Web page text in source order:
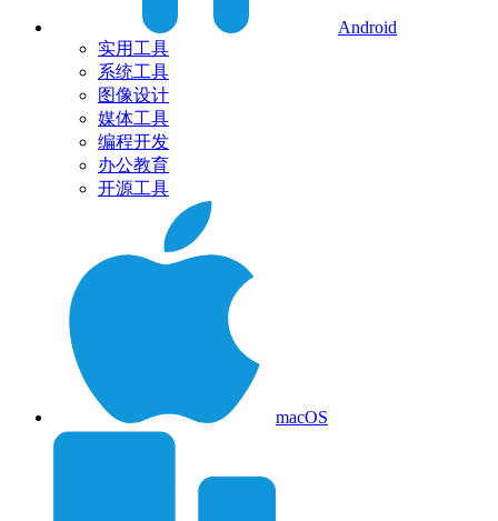
Android
实用工具
系统工具
图像设计
媒体工具
编程开发
办公教育
开源工具
macOS